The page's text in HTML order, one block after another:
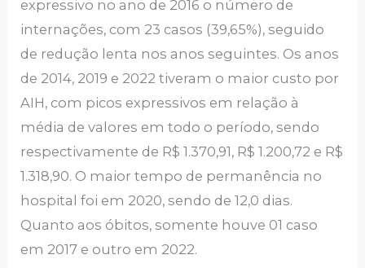
expressivo no ano de 2016 o número de
internações, com 23 casos (39,65%), seguido
de redução lenta nos anos seguintes. Os anos
de 2014, 2019 e 2022 tiveram o maior custo por
AIH, com picos expressivos em relação à
média de valores em todo o período, sendo
respectivamente de R$ 1.370,91, R$ 1.200,72 e R$
1.318,90. O maior tempo de permanência no
hospital foi em 2020, sendo de 12,0 dias.
Quanto aos óbitos, somente houve 01 caso
em 2017 e outro em 2022.